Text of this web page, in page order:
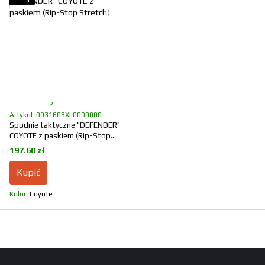
2
Artykuł: 0031603XL0000000
Spodnie taktyczne "DEFENDER"
COYOTE z paskiem (Rip-Stop
Stretch)
197.60 zł
Kupić
Kolor Coyote